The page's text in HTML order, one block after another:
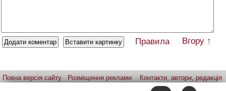
Правила Вгору ↑
Повна версія сайту Розміщення реклами
Контакти, автори, редакція